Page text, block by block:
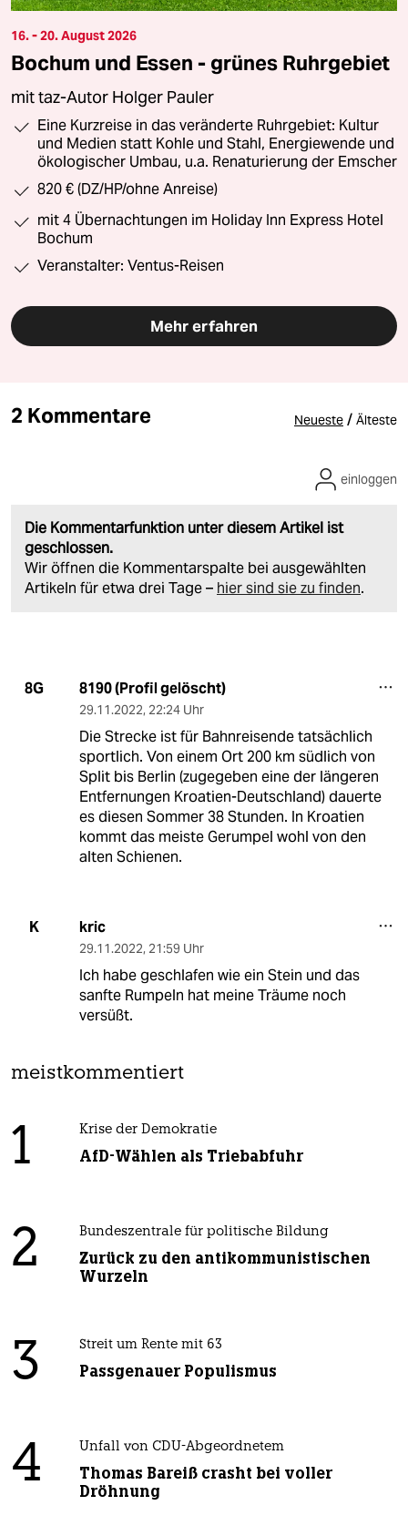
16. - 20. August 2026
Bochum und Essen - grünes Ruhrgebiet
mit taz-Autor Holger Pauler
Eine Kurzreise in das veränderte Ruhrgebiet: Kultur
und Medien statt Kohle und Stahl, Energiewende und
ökologischer Umbau, u.a. Renaturierung der Emscher
820 € (DZ/HP/ohne Anreise)
mit 4 Übernachtungen im Holiday Inn Express Hotel
Bochum
Veranstalter: Ventus-Reisen
Mehr erfahren
2 Kommentare Neueste / Älteste
Die Kommentarfunktion unter diesem Artikel ist
geschlossen.
Wir öffnen die Kommentarspalte bei ausgewählten
Artikeln für etwa drei Tage – hier sind sie zu finden.
einloggen
8G 8190 (Profil gelöscht)
29.11.2022, 22:24 Uhr
Die Strecke ist für Bahnreisende tatsächlich
sportlich. Von einem Ort 200 km südlich von
Split bis Berlin (zugegeben eine der längeren
Entfernungen Kroatien-Deutschland) dauerte
es diesen Sommer 38 Stunden. In Kroatien
kommt das meiste Gerumpel wohl von den
alten Schienen.
K kric
29.11.2022, 21:59 Uhr
Ich habe geschlafen wie ein Stein und das
sanfte Rumpeln hat meine Träume noch
versüßt.
meistkommentiert
1 Krise der Demokratie
AfD-Wählen als Triebabfuhr
2 Bundeszentrale für politische Bildung
Zurück zu den antikommunistischen
Wurzeln
3 Streit um Rente mit 63
Passgenauer Populismus
4 Unfall von CDU-Abgeordnetem
Thomas Bareiß crasht bei voller
Dröhnung